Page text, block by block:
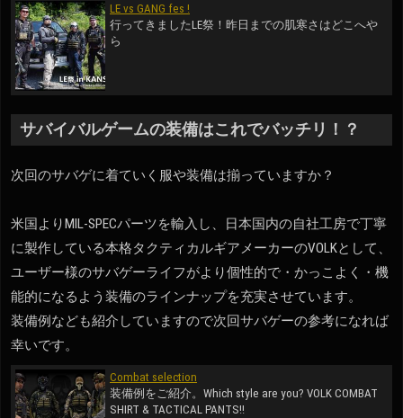
LE vs GANG fes !
行ってきましたLE祭！昨日までの肌寒さはどこへや
ら
サバイバルゲームの装備はこれでバッチリ！？
次回のサバゲに着ていく服や装備は揃っていますか？
米国よりMIL-SPECパーツを輸入し、日本国内の自社工房で丁寧
に製作している本格タクティカルギアメーカーのVOLKとして、
ユーザー様のサバゲーライフがより個性的で・かっこよく・機
能的になるよう装備のラインナップを充実させています。
装備例なども紹介していますので次回サバゲーの参考になれば
幸いです。
Combat selection
装備例をご紹介。Which style are you? VOLK COMBAT
SHIRT & TACTICAL PANTS!!